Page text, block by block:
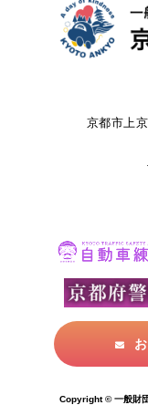
京都市上
Copyright © 一般財